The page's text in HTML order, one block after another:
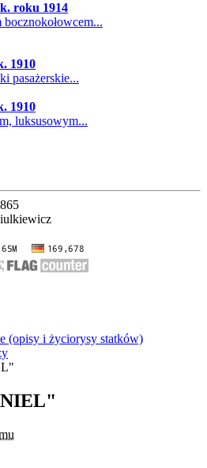
roku 1914
bocznokołowcem...
1910
pasażerskie...
1910
luksusowym...
(opisy i życiorysy statków)